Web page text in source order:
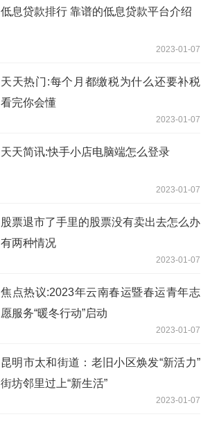
低息贷款排行 靠谱的低息贷款平台介绍
2023-01-07
天天热门:每个月都缴税为什么还要补税
看完你会懂
2023-01-07
天天简讯:快手小店电脑端怎么登录
2023-01-07
股票退市了手里的股票没有卖出去怎么办
有两种情况
2023-01-07
焦点热议:2023年云南春运暨春运青年志
愿服务“暖冬行动”启动
2023-01-07
昆明市太和街道：老旧小区焕发“新活力”
街坊邻里过上“新生活”
2023-01-07